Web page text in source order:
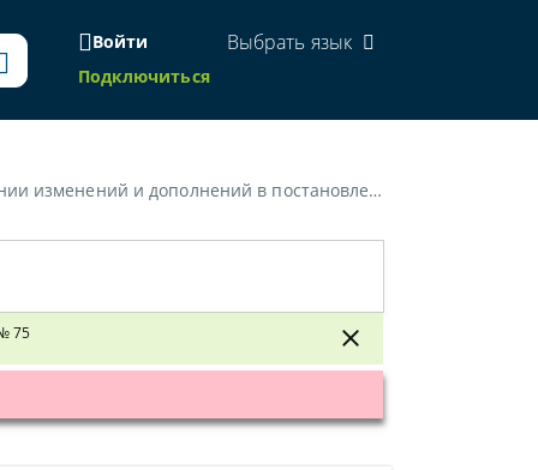
Войти
Подключиться
Выбрать язык
финансов Республики Беларусь от 30 апреля 2004 г. № 75»
75